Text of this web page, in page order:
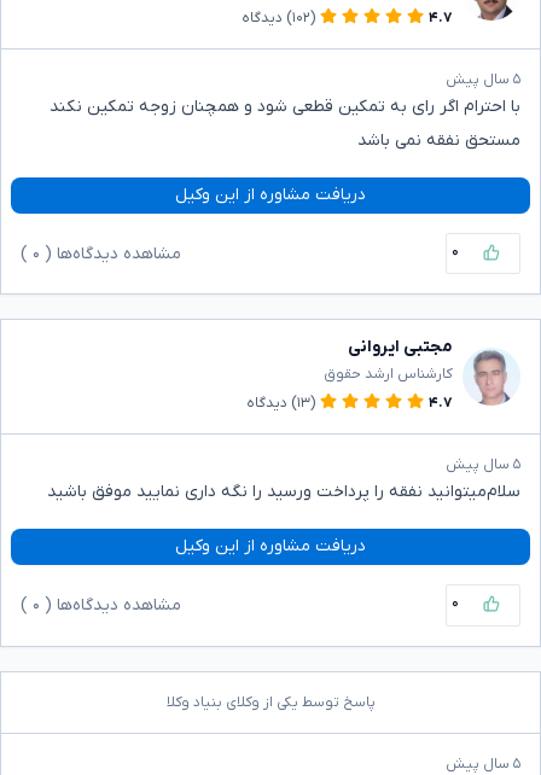
۴.۷
(۱۰۲) دیدگاه
۵ سال پیش
با احترام اگر رای به تمکین قطعی شود و همچنان زوجه تمکین نکند
مستحق نفقه نمی باشد
دریافت مشاوره از این وکیل
۰ مشاهده دیدگاه‌ها ( ۰
مجتبی ایروانی
کارشناس ارشد حقوق
۴.۷
(۱۳) دیدگاه
۵ سال پیش
سلام‌میتوانید نفقه را پرداخت ورسید را نگه داری نمایید موفق باشید
دریافت مشاوره از این وکیل
۰ مشاهده دیدگاه‌ها ( ۰
پاسخ توسط یکی از وکلای بنیاد وکلا
۵ سال پیش